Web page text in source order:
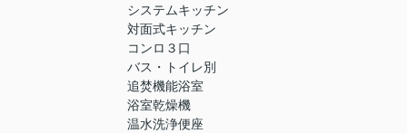
システムキッチン
対面式キッチン
コンロ３口
バス・トイレ別
追焚機能浴室
浴室乾燥機
温水洗浄便座